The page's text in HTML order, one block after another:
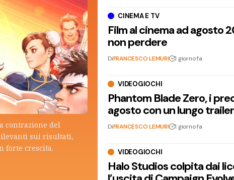
contrazione del
sui risultati,
forte crescita.
CINEMA E TV
Film al cinema ad agosto
non perdere
DiFRANCESCO LEMURI 1 giorno fa
VIDEOGIOCHI
Phantom Blade Zero, i
agosto con un lungo trailer
DiFRANCESCO LEMURI 1 giorno fa
VIDEOGIOCHI
Halo Studios colpita dai